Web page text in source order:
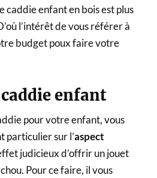
caddie enfant en bois est plus
l’intérêt de vous référer à
budget poux faire votre
enfant
pour votre enfant, vous
particulier sur l’aspect
judicieux d’offrir un jouet
Pour ce faire, il vous